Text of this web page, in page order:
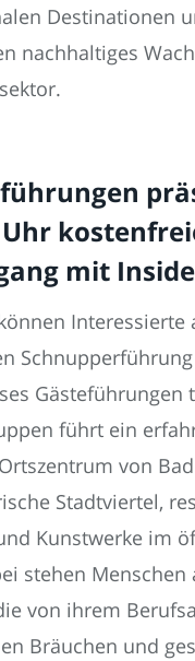
Destinationen
nachhaltiges
Uhr
mit
Interessierte
Gästeführungen
führt ein
von
Stadtviertel,
Kunstwerke im
stehen Menschen
von ihrem
Bräuchen und